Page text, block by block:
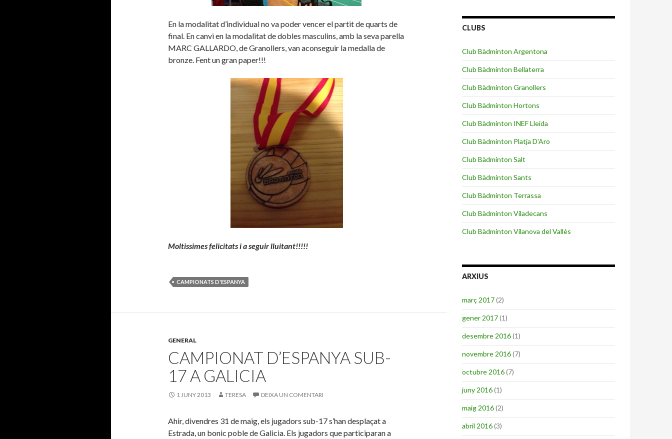
En la modalitat d’individual no va poder vencer el partit de quarts de
final. En canvi en la modalitat de dobles masculins, amb la seva parella
MARC GALLARDO, de Granollers, van aconseguir la medalla de
bronze. Fent un gran paper!!!
Moltissimes felicitats i a seguir lluitant!!!!!
CAMPIONATS D'ESPANYA
GENERAL
CAMPIONAT D’ESPANYA SUB-
17 A GALICIA
1 JUNY 2013 TERESA DEIXA UN COMENTARI
Ahir, divendres 31 de maig, els jugadors sub-17 s’han desplaçat a
Estrada, un bonic poble de Galicia. Els jugadors que participaran a
CLUBS
Club Bàdminton Argentona
Club Bàdminton Bellaterra
Club Bàdminton Granollers
Club Bàdminton Hortons
Club Bàdminton INEF Lleida
Club Bàdminton Platja D'Aro
Club Bàdminton Salt
Club Bàdminton Sants
Club Bàdminton Terrassa
Club Bàdminton Viladecans
Club Bàdminton Vilanova del Vallès
ARXIUS
març 2017(2)
gener 2017(1)
desembre 2016(1)
novembre 2016(7)
octubre 2016(7)
juny 2016(1)
maig 2016(2)
abril 2016(3)